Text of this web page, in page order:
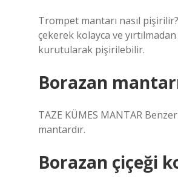
Trompet mantarı nasıl
çekerek kolayca ve
kurutularak pişirilebilir.
Borazan
TAZE KÜMES MANTAR
mantardır.
Borazan çiçeği